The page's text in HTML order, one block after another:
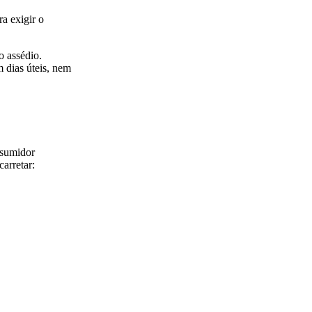
exigir o
assédio.
dias úteis, nem